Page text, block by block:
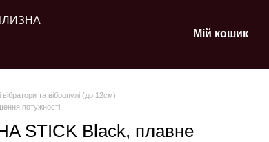
Мій кошик
вібратори та вібропулі (до 12см)
потужності
STICK Black, плавне